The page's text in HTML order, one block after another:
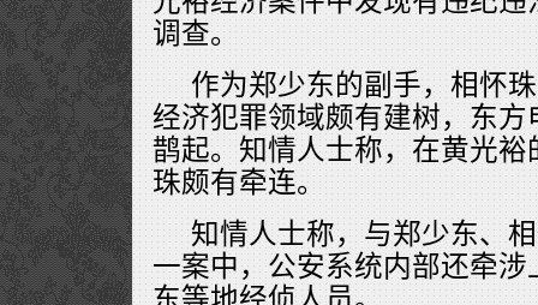
调查。
作为郑少东的副手，相怀
经济犯罪领域颇有建树，东
鹊起。知情人士称，在黄光
珠颇有牵连。
知情人士称，与郑少东、
一案中，公安系统内部还牵